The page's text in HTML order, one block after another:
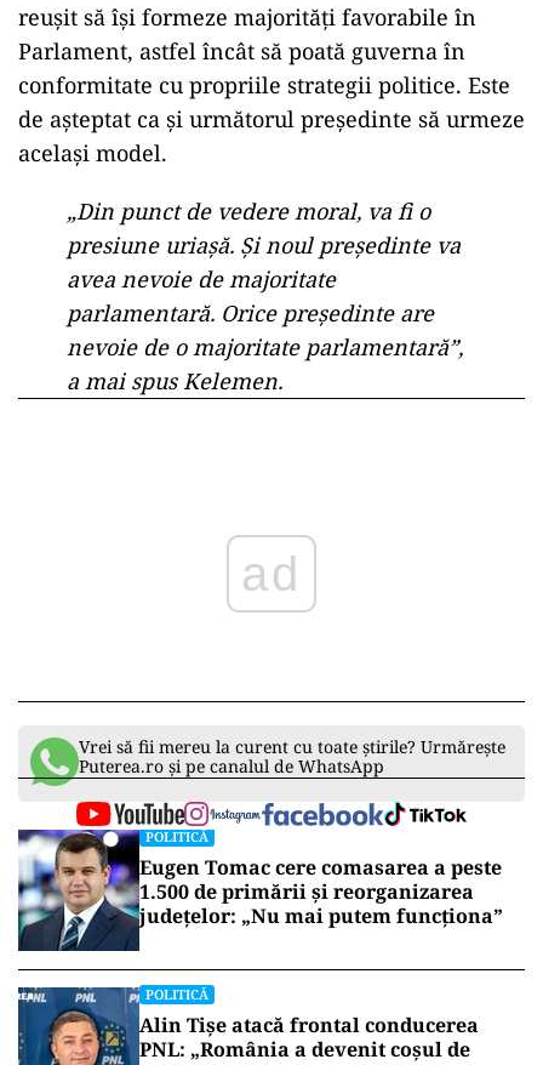
reușit să își formeze majorități favorabile în
Parlament, astfel încât să poată guverna în
conformitate cu propriile strategii politice. Este
de așteptat ca și următorul președinte să urmeze
același model.
„Din punct de vedere moral, va fi o
presiune uriașă. Și noul președinte va
avea nevoie de majoritate
parlamentară. Orice președinte are
nevoie de o majoritate parlamentară”,
a mai spus Kelemen.
ad
Vrei să fii mereu la curent cu toate știrile? Urmărește
Puterea.ro și pe canalul de WhatsApp
POLITICĂ
Eugen Tomac cere comasarea a peste
1.500 de primării și reorganizarea
județelor: „Nu mai putem funcționa”
POLITICĂ
Alin Tișe atacă frontal conducerea
PNL: „România a devenit coșul de